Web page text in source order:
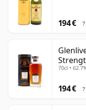
194 € ?
70cl •
194 € ?